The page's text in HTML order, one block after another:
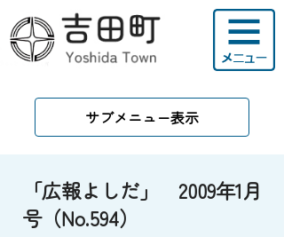
サブメニュー表示
「広報よしだ」 2009年1月
号（No.594）